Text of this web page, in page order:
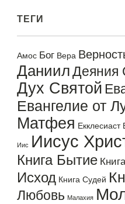
ТЕГИ
Амос Бог Вера
ДаниилДеяния
Дух Святой
Евангелие от
Матфея Екклесиаст
Иис Иисус
Книга Бытие
Исход Книга Судей
Любовь Малахия